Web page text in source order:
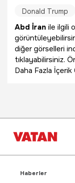
Donald Trump
Abd İran ile ilgili
diğer görselleri
tıklayabilirsiniz.
Daha Fazla
Haberler